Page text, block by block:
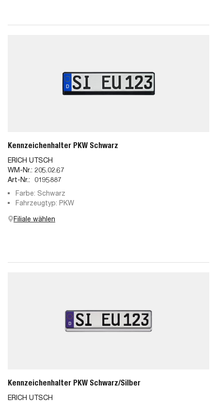
Kennzeichenhalter PKW Schwarz
ERICH UTSCH
WM-Nr.: 205.02.67
Art-Nr.:
0195887
Farbe: Schwarz
Fahrzeugtyp: PKW
Filiale wählen
Kennzeichenhalter PKW Schwarz/Silber
ERICH UTSCH